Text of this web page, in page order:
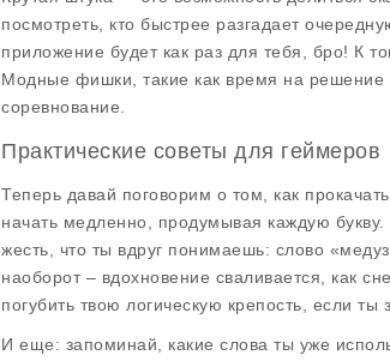
посмотреть, кто быстрее разгадает
приложение будет как раз для тебя, бро! К
Модные фишки, такие как время на решение
соревнование.
Практические советы для геймеров
Теперь давай поговорим о том, как
начать медленно, продумывая каждую
жесть, что ты вдруг понимаешь: слово
наоборот – вдохновение сваливается, как
погубить твою логическую крепость, если ты
И еще: запоминай, какие слова ты уже